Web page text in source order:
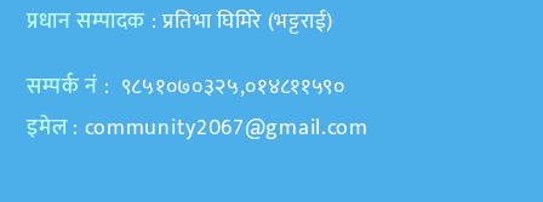
प्रधान सम्पादक : प्रतिभा घिमिरे (भट्टराई)
सम्पर्क नं : ९८५१०७०३२५,०१४८११५९०
इमेल: community2067@gmail.com